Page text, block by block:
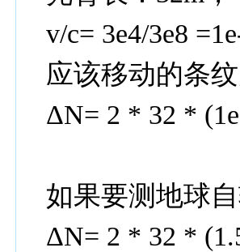
v/c= 3e4/3e8
应该移动的条纹
ΔN= 2 * 32 *
如果要测地球自
ΔN= 2 * 32 *